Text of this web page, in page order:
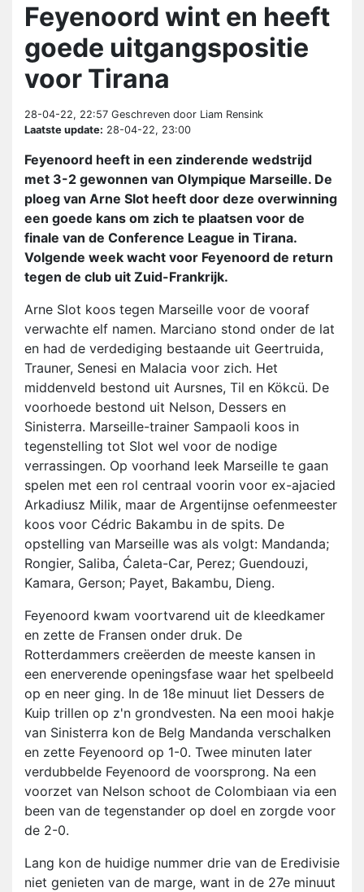
Feyenoord wint en heeft
goede uitgangspositie
voor Tirana
28-04-22, 22:57 Geschreven door Liam Rensink
Laatste update: 28-04-22, 23:00
Feyenoord heeft in een zinderende wedstrijd
met 3-2 gewonnen van Olympique Marseille. De
ploeg van Arne Slot heeft door deze overwinning
een goede kans om zich te plaatsen voor de
finale van de Conference League in Tirana.
Volgende week wacht voor Feyenoord de return
tegen de club uit Zuid-Frankrijk.
Arne Slot koos tegen Marseille voor de vooraf
verwachte elf namen. Marciano stond onder de lat
en had de verdediging bestaande uit Geertruida,
Trauner, Senesi en Malacia voor zich. Het
middenveld bestond uit Aursnes, Til en Kökcü. De
voorhoede bestond uit Nelson, Dessers en
Sinisterra. Marseille-trainer Sampaoli koos in
tegenstelling tot Slot wel voor de nodige
verrassingen. Op voorhand leek Marseille te gaan
spelen met een rol centraal voorin voor ex-ajacied
Arkadiusz Milik, maar de Argentijnse oefenmeester
koos voor Cédric Bakambu in de spits. De
opstelling van Marseille was als volgt: Mandanda;
Rongier, Saliba, Ćaleta-Car, Perez; Guendouzi,
Kamara, Gerson; Payet, Bakambu, Dieng.
Feyenoord kwam voortvarend uit de kleedkamer
en zette de Fransen onder druk. De
Rotterdammers creëerden de meeste kansen in
een enerverende openingsfase waar het spelbeeld
op en neer ging. In de 18e minuut liet Dessers de
Kuip trillen op z'n grondvesten. Na een mooi hakje
van Sinisterra kon de Belg Mandanda verschalken
en zette Feyenoord op 1-0. Twee minuten later
verdubbelde Feyenoord de voorsprong. Na een
voorzet van Nelson schoot de Colombiaan via een
been van de tegenstander op doel en zorgde voor
de 2-0.
Lang kon de huidige nummer drie van de Eredivisie
niet genieten van de marge, want in de 27e minuut